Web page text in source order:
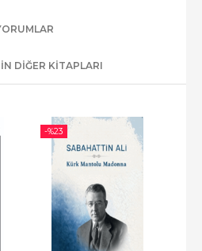
DIĞER KITAPLARI
-%23